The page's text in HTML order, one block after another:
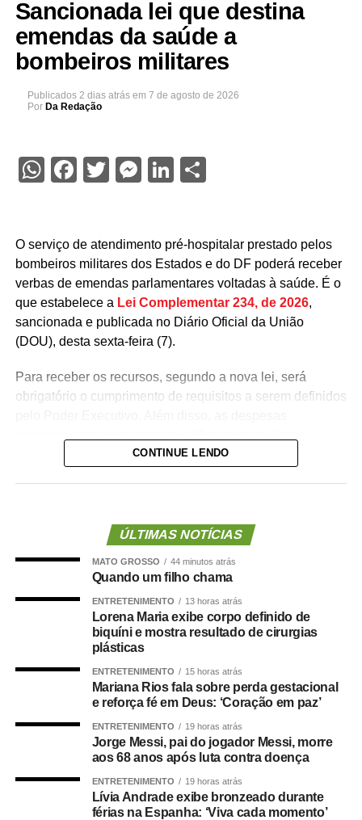
Sancionada lei que destina
emendas da saúde a
bombeiros militares
Publicados 2 dias atrás em 7 de agosto de 2026
Por Da Redação
WhatsApp
Facebook
Twitter
Messenger
LinkedIn
Share
O serviço de atendimento pré-hospitalar prestado pelos
bombeiros militares dos Estados e do DF poderá receber
verbas de emendas parlamentares voltadas à saúde. É o
que estabelece a Lei Complementar 234, de 2026,
sancionada e publicada no Diário Oficial da União
(DOU), desta sexta-feira (7).
Para receber os recursos, segundo a nova lei, será
obrigatório o cumprimento de requisitos a serem definidos
A lei proíbe o uso dessas emendas para pagamento de
não seja relativo ao atendimento pré-hospitalar.
Com origem noProjeto de Lei Complementar (PLP)
, de autoria do deputado Guilherme Derrite (PP-
SP), a matéria foiaprovada no Senado em julho
ano, com parecer favorável do senador Nelsinho Trad
Agência Senado (Reprodução autorizada mediante
citação da Agência Senado)
Agência Senado
CONTINUE LENDO
ÚLTIMAS NOTÍCIAS
MATO GROSSO 44 minutos atrás
Quando um filho chama
ENTRETENIMENTO 13 horas atrás
Lorena Maria exibe corpo definido de
biquíni e mostra resultado de cirurgias
plásticas
ENTRETENIMENTO 15 horas atrás
Mariana Rios fala sobre perda gestacional
e reforça fé em Deus: ‘Coração em paz’
ENTRETENIMENTO 19 horas atrás
Jorge Messi, pai do jogador Messi, morre
aos 68 anos após luta contra doença
ENTRETENIMENTO 19 horas atrás
Lívia Andrade exibe bronzeado durante
férias na Espanha: ‘Viva cada momento’